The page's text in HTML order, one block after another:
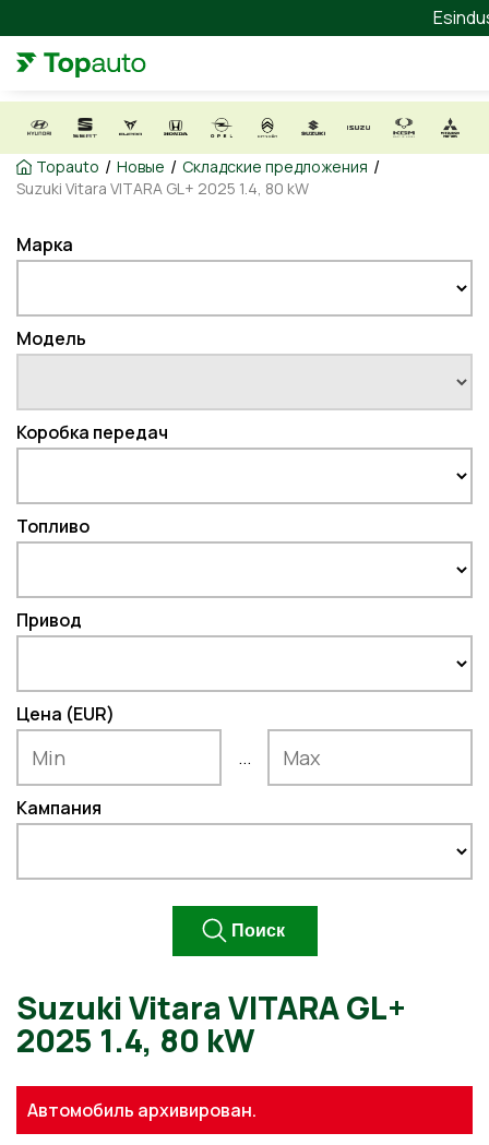
Topauto / Новые / Складские предложения /
Suzuki Vitara VITARA GL+ 2025 1.4, 80 kW
Марка
Модель
Коробка передач
Топливо
Привод
Цена (EUR)
...
Кампания
Suzuki Vitara VITARA GL+
Автомобиль архивирован.